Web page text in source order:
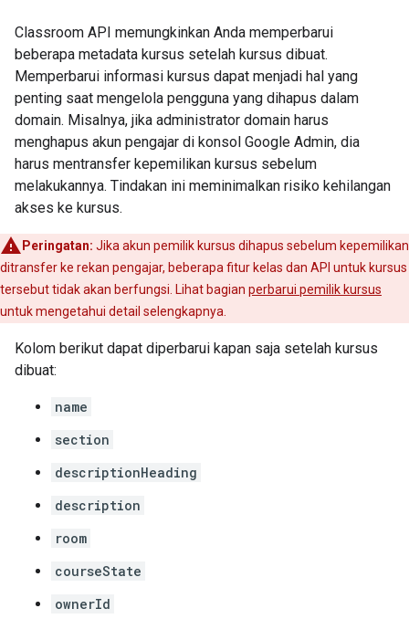
Classroom API memungkinkan Anda memperbarui
beberapa metadata kursus setelah kursus dibuat.
Memperbarui informasi kursus dapat menjadi hal yang
penting saat mengelola pengguna yang dihapus dalam
domain. Misalnya, jika administrator domain harus
menghapus akun pengajar di konsol Google Admin, dia
harus mentransfer kepemilikan kursus sebelum
melakukannya. Tindakan ini meminimalkan risiko kehilangan
akses ke kursus.
Peringatan: Jika akun pemilik kursus dihapus sebelum kepemilikan
ditransfer ke rekan pengajar, beberapa fitur kelas dan API untuk kursus
tersebut tidak akan berfungsi. Lihat bagian perbarui pemilik kursus
untuk mengetahui detail selengkapnya.
Kolom berikut dapat diperbarui kapan saja setelah kursus
dibuat:
name
section
descriptionHeading
description
room
courseState
ownerId